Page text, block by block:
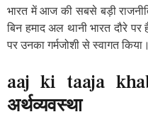
भारत में आज की सबसे बड़ी
बिन हमाद अल थानी भारत दौरे
पर उनका गर्मजोशी से स्वागत किया।
aaj ki taaja
अर्थव्यवस्था